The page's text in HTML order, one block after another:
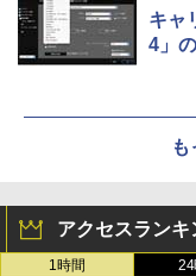
キャ
4」
アクセスランキ
1時間 24